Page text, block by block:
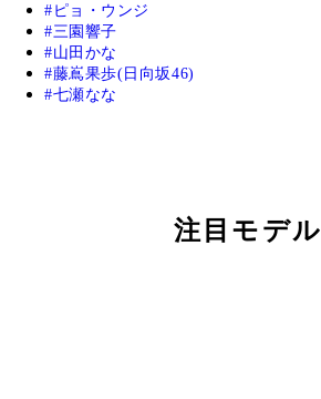
ピョ・ウンジ
三園響子
山田かな
藤嶌果歩(日向坂46)
七瀬なな
注目モデル